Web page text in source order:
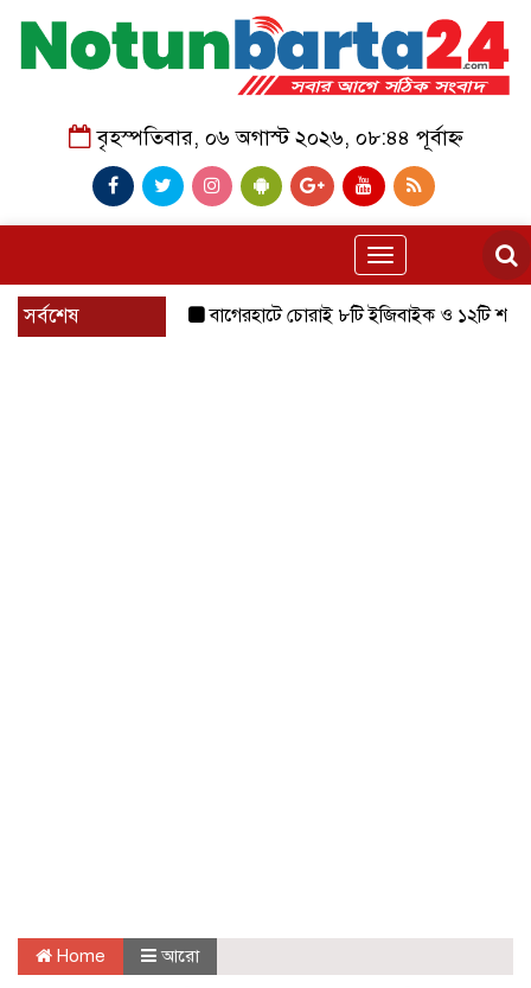
বৃহস্পতিবার, ০৬ অগাস্ট ২০২৬, ০৮:৪৪ পূর্বাহ্ন
Toggle
navigation
সর্বশেষ বাগেরহাটে চোরাই ৮টি ইজিবাইক ও ১২টি
Home আরো